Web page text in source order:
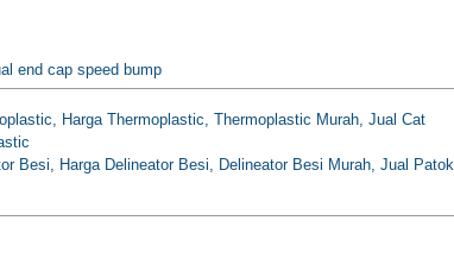
end cap speed bump
Harga Thermoplastic, Thermoplastic Murah, Jual Cat
Besi, Harga Delineator Besi, Delineator Besi Murah, Jual Patok